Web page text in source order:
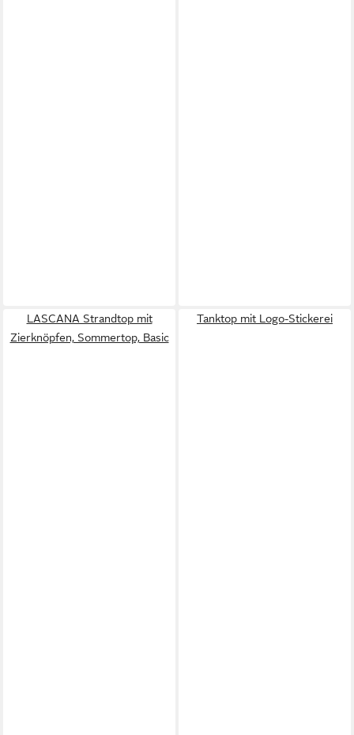
LASCANA Strandtop mit
Zierknöpfen, Sommertop, Basic
Tanktop mit Logo-Stickerei